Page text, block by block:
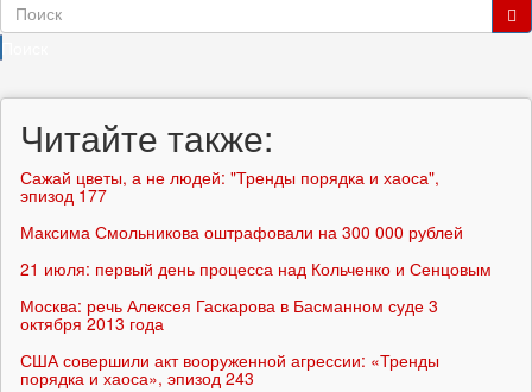
Читайте также:
Сажай цветы, а не людей: "Тренды порядка и хаоса",
эпизод 177
Максима Смольникова оштрафовали на 300 000 рублей
21 июля: первый день процесса над Кольченко и Сенцовым
Москва: речь Алексея Гаскарова в Басманном суде 3
октября 2013 года
США совершили акт вооруженной агрессии: «Тренды
порядка и хаоса», эпизод 243